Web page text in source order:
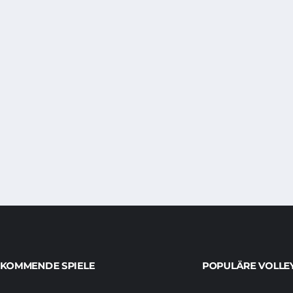
KOMMENDE SPIELE POPULÄRE